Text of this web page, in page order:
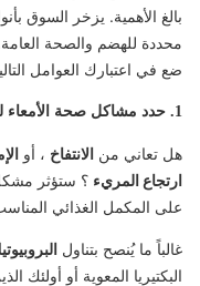
بالغ الأهمية. يزخر السوق
محددة للهضم والصحة العامة.
ضع في اعتبارك العوامل
1. حدد مشاكل صحة الأمعاء لديك
هل تعاني من الانتفاخ ، أو
ارتجاع المريء ؟ ستؤثر
على المكمل الغذائي
غالباً ما يُنصح بتناول
البكتيريا المعوية أو أولئك